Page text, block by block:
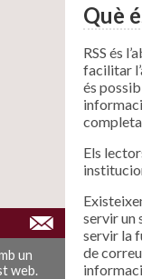
Què
RSS és
facilitar
és
Els
servir un
servir la
de
un
web.